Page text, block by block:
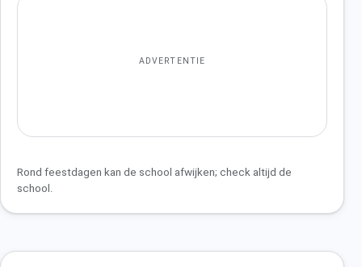
ADVERTENTIE
Rond feestdagen kan de school afwijken; check altijd de
school.